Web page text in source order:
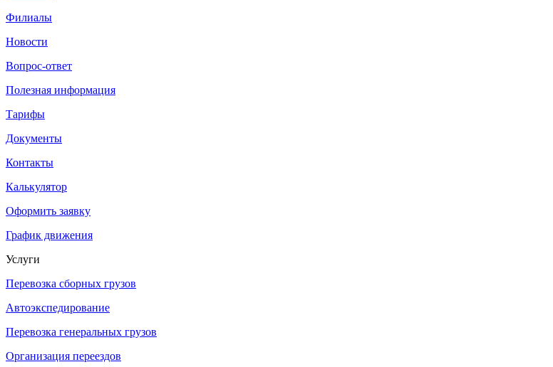
Филиалы
Новости
Вопрос-ответ
Полезная информация
Тарифы
Документы
Контакты
Калькулятор
Оформить заявку
График движения
Услуги
Перевозка сборных грузов
Автоэкспедирование
Перевозка генеральных грузов
Организация переездов